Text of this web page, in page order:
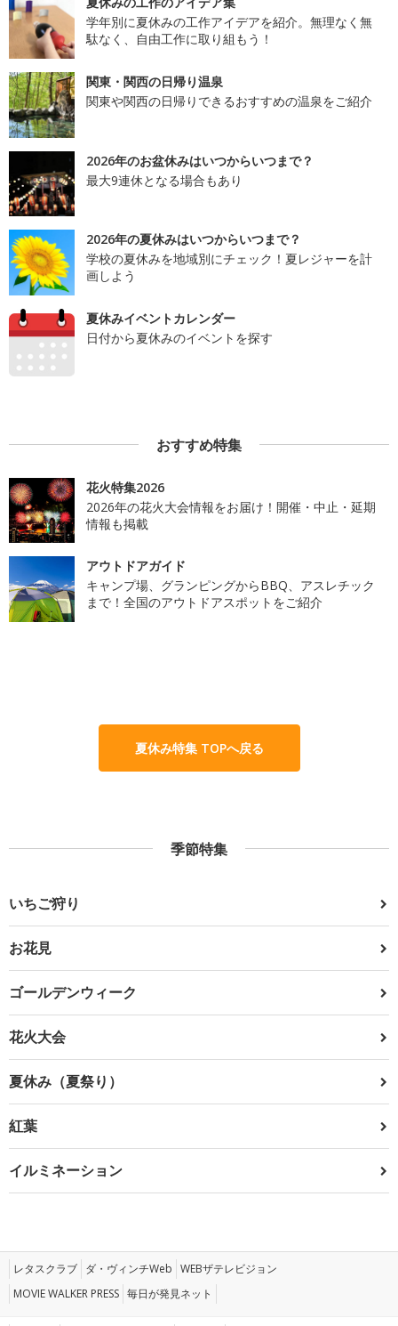
学年別に夏休みの工作アイデアを紹介。無理なく無
駄なく、自由工作に取り組もう！
関東・関西の日帰り温泉
関東や関西の日帰りできるおすすめの温泉をご紹介
2026年のお盆休みはいつからいつまで？
最大9連休となる場合もあり
2026年の夏休みはいつからいつまで？
学校の夏休みを地域別にチェック！夏レジャーを計
画しよう
夏休みイベントカレンダー
日付から夏休みのイベントを探す
おすすめ特集
花火特集2026
2026年の花火大会情報をお届け！開催・中止・延期
情報も掲載
アウトドアガイド
キャンプ場、グランピングからBBQ、アスレチック
まで！全国のアウトドアスポットをご紹介
夏休み特集 TOPへ戻る
季節特集
いちご狩り
お花見
ゴールデンウィーク
花火大会
夏休み（夏祭り）
紅葉
イルミネーション
レタスクラブ ダ・ヴィンチWeb WEBザテレビジョン
MOVIE WALKER PRESS 毎日が発見ネット